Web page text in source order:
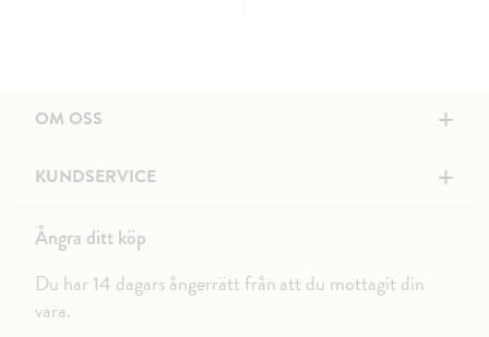
OM OSS +
KUNDSERVICE +
Ångra ditt köp
Du har 14 dagars ångerrätt från att du mottagit din
vara.